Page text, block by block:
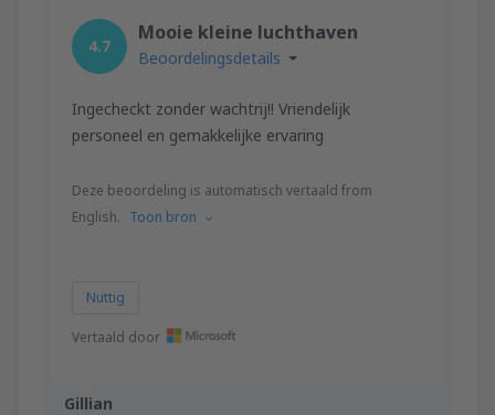
Gillian
4.7
Mooie kleine luchthaven
Beoordelingsdetails
Ingecheckt zonder wachtrij!! Vriendelijk
personeel en gemakkelijke ervaring
Deze beoordeling is automatisch vertaald from
English. Toon bron
Nuttig
Vertaald door